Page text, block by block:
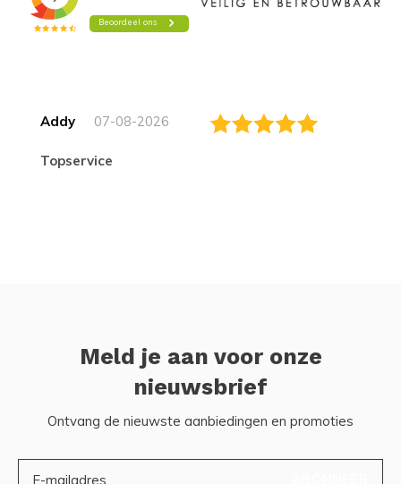
Addy 07-08-2026
topservice
Meld je aan voor onze
nieuwsbrief
Ontvang de nieuwste aanbiedingen en promoties